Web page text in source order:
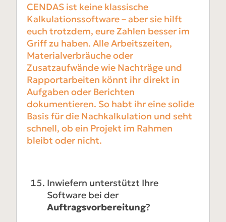
CENDAS ist keine klassische
Kalkulationssoftware – aber sie hilft
euch trotzdem, eure Zahlen besser im
Griff zu haben. Alle Arbeitszeiten,
Materialverbräuche oder
Zusatzaufwände wie Nachträge und
Rapportarbeiten könnt ihr direkt in
Aufgaben oder Berichten
dokumentieren. So habt ihr eine solide
Basis für die Nachkalkulation und seht
schnell, ob ein Projekt im Rahmen
bleibt oder nicht.
Inwiefern unterstützt Ihre
Software bei der
Auftragsvorbereitung?